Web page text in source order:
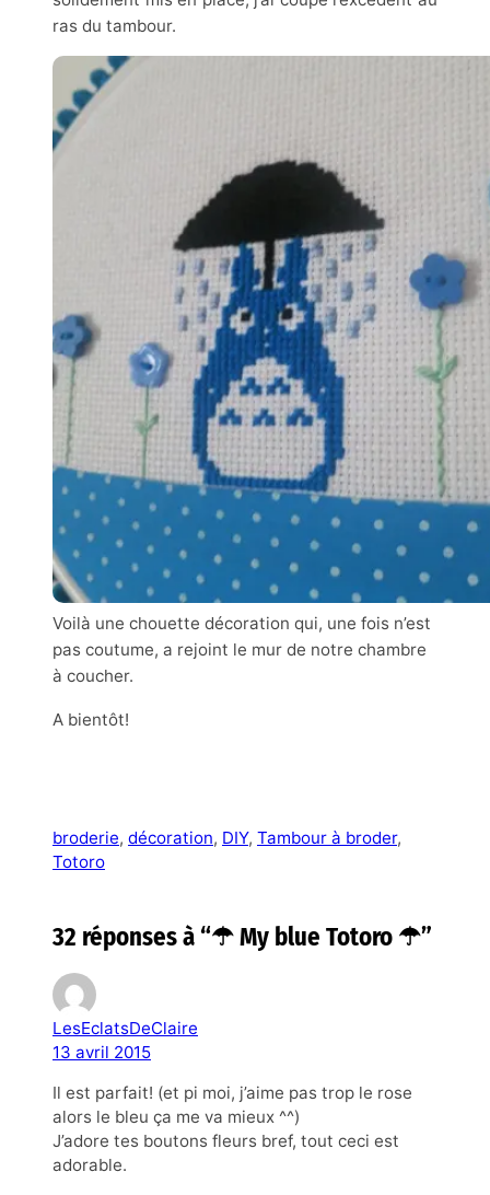
ras du tambour.
Voilà une chouette décoration qui, une fois n’est
pas coutume, a rejoint le mur de notre chambre
à coucher.
A bientôt!
broderie, décoration, DIY, Tambour à broder
Totoro
32 réponses à “☂ My blue Totoro ☂”
LesEclatsDeClaire
13 avril 2015
Il est parfait! (et pi moi, j’aime pas trop le rose
alors le bleu ça me va mieux ^^)
J’adore tes boutons fleurs bref, tout ceci est
adorable.